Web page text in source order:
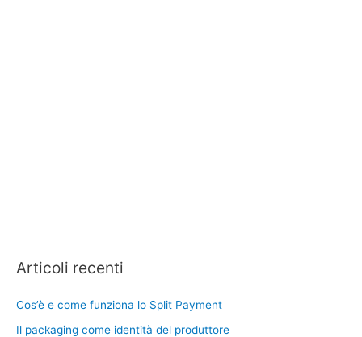
Articoli recenti
Cos’è e come funziona lo Split Payment
Il packaging come identità del produttore